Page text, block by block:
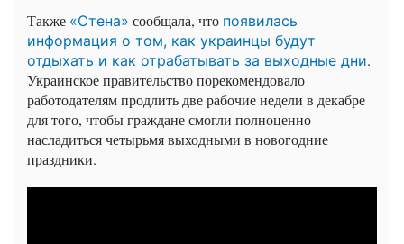
Также «Стена» сообщала, что появилась
информация о том, как украинцы будут
отдыхать и как отрабатывать за выходные дни.
Украинское правительство порекомендовало
работодателям продлить две рабочие недели в декабре
для того, чтобы граждане смогли полноценно
насладиться четырьмя выходными в новогодние
праздники.